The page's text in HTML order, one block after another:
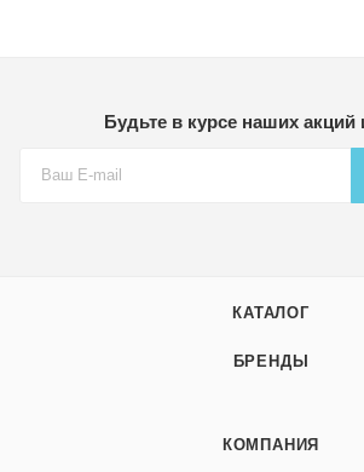
Будьте в курсе наших акций
КАТАЛОГ
БРЕНДЫ
КОМПАНИЯ